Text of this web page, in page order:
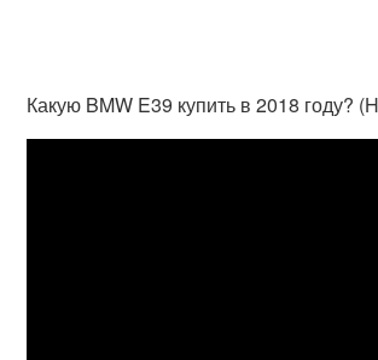
Какую BMW E39 купить в 2018 году?